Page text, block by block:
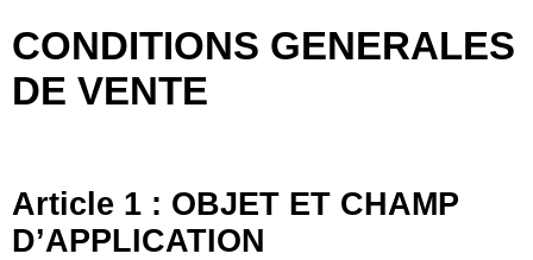
CONDITIONS GENERALES
DE VENTE
Article 1 : OBJET ET CHAMP
D’APPLICATION